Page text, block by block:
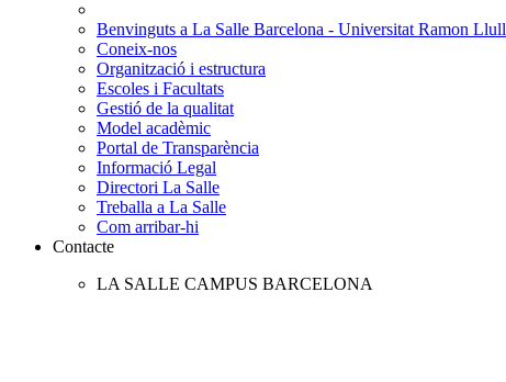
Benvinguts a La Salle Barcelona - Universitat Ramon Llull
Coneix-nos
Organització i estructura
Escoles i Facultats
Gestió de la qualitat
Model acadèmic
Portal de Transparència
Informació Legal
Directori La Salle
Treballa a La Salle
Com arribar-hi
Contacte
LA SALLE CAMPUS BARCELONA